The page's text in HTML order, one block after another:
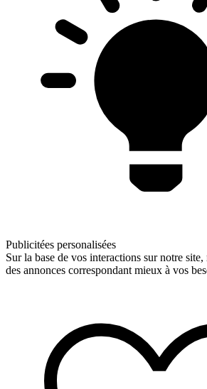
Publicitées personalisées
Sur la base de vos interactions sur notre
des annonces correspondant mieux à vos